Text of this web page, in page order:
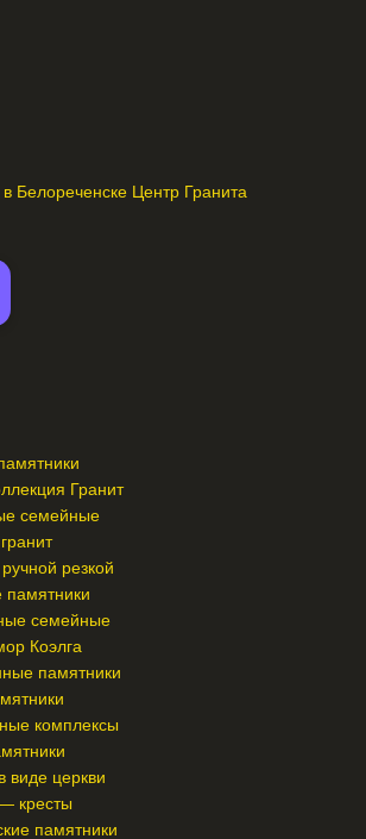
Гранит
семейные
резкой
семейные
Коэлга
памятники
комплексы
виде церкви
кресты
памятники